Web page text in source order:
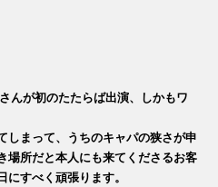
んが初のたたらば出演、しかもワ
しまって、うちのキャパの狭さが申
場所だと本人にも来てくださるお客
すべく頑張ります。